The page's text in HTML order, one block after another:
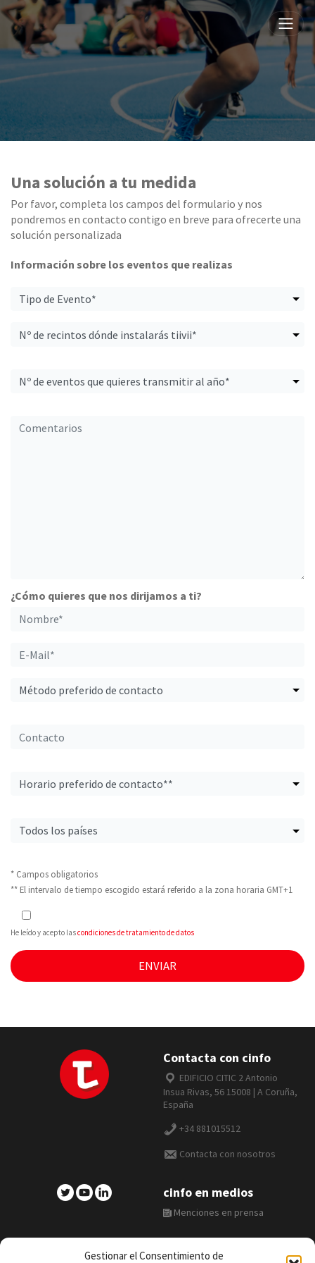
Gestionar el Consentimiento de
Una solución a tu medida
Por favor, completa los campos del formulario y nos
pondremos en contacto contigo en breve para ofrecerte una
solución personalizada
Información sobre los eventos que realizas
¿Cómo quieres que nos dirijamos a ti?
* Campos obligatorios
** El intervalo de tiempo escogido estará referido a la zona horaria GMT+1
He leído y acepto lascondiciones de tratamiento de datos
Contacta con cinfo
EDIFICIO CITIC 2 Antonio
Insua Rivas, 56 15008 | A Coruña,
España
+34 881015512
Contacta con nosotros
cinfo en medios
Menciones en prensa